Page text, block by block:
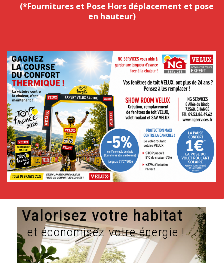
(*Fournitures et Pose Hors déplacement et pose
en hauteur)
Valorisez votre habitat
et économisez votre énergie !
.